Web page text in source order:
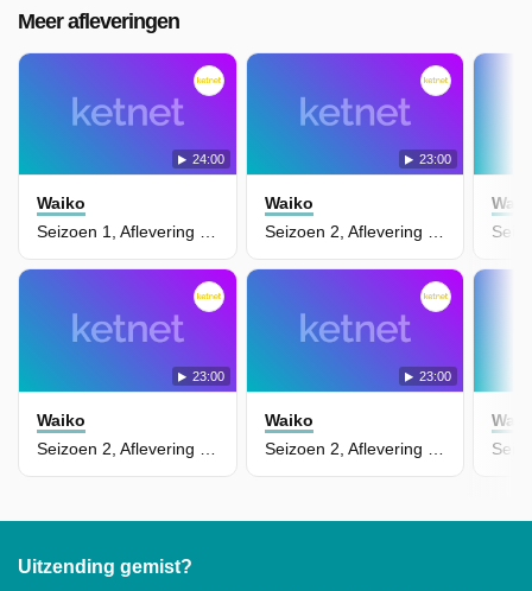
Meer afleveringen
24:00
Waiko
Seizoen 1, Aflevering 1 - De Kracht Van Ojee
23:00
Waiko
Seizoen 2, Aflevering 9 - Er Landt Een Rondreizende Alien Met Een Wel Heel Rare Stem.
23:00
Waiko
23:00
Waiko
Uitzending gemist?